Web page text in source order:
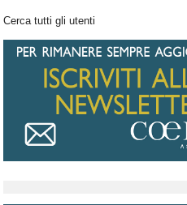
Cerca tutti gli utenti